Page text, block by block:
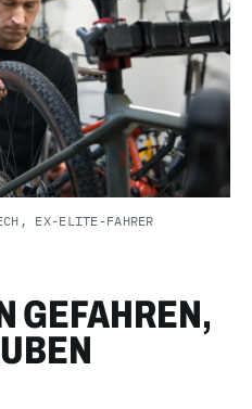
EX-ELITE-FAHRER
GEFAHREN,